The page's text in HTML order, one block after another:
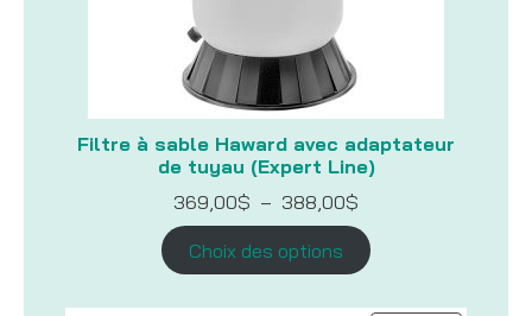
Filtre à sable Haward avec adaptateur
de tuyau (Expert Line)
369,00$ – 388,00$
prix :
369,00$
à
Choix des options